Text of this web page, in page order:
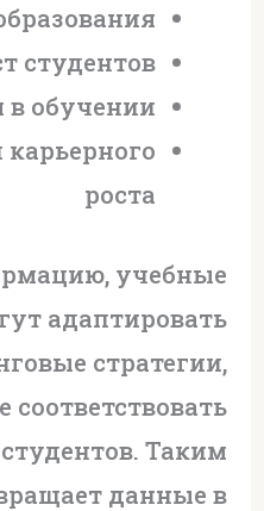
студентов
в обучении
роста
учебные
адаптировать
стратегии,
Таким
данные в